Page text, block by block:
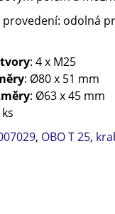
odolná
: 4 x M25
: Ø80 x 51 mm
: Ø63 x 45 mm
, OBO T 25,